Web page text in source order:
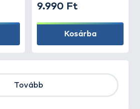
9.990 Ft
Kosárba
Tovább